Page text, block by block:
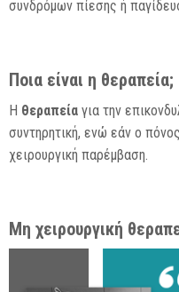
συνδρόμων πίεσης ή
Ποια είναι η θεραπεία;
Η θεραπεία για την
συντηρητική, ενώ εάν ο
χειρουργική παρέμβαση.
Μη χειρουργική